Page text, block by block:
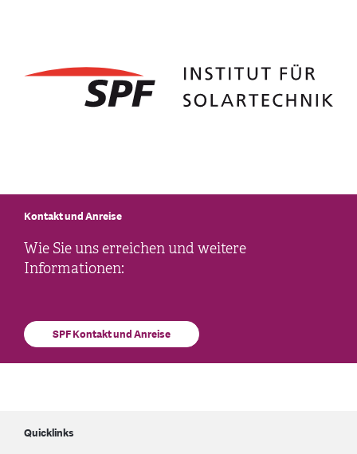
Kontakt und Anreise
Wie Sie uns erreichen und weitere
Informationen:
SPF Kontakt und Anreise
Quicklinks